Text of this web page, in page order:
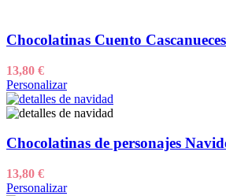
Chocolatinas Cuento
13,80 €
Personalizar
Chocolatinas de personajes
13,80 €
Personalizar